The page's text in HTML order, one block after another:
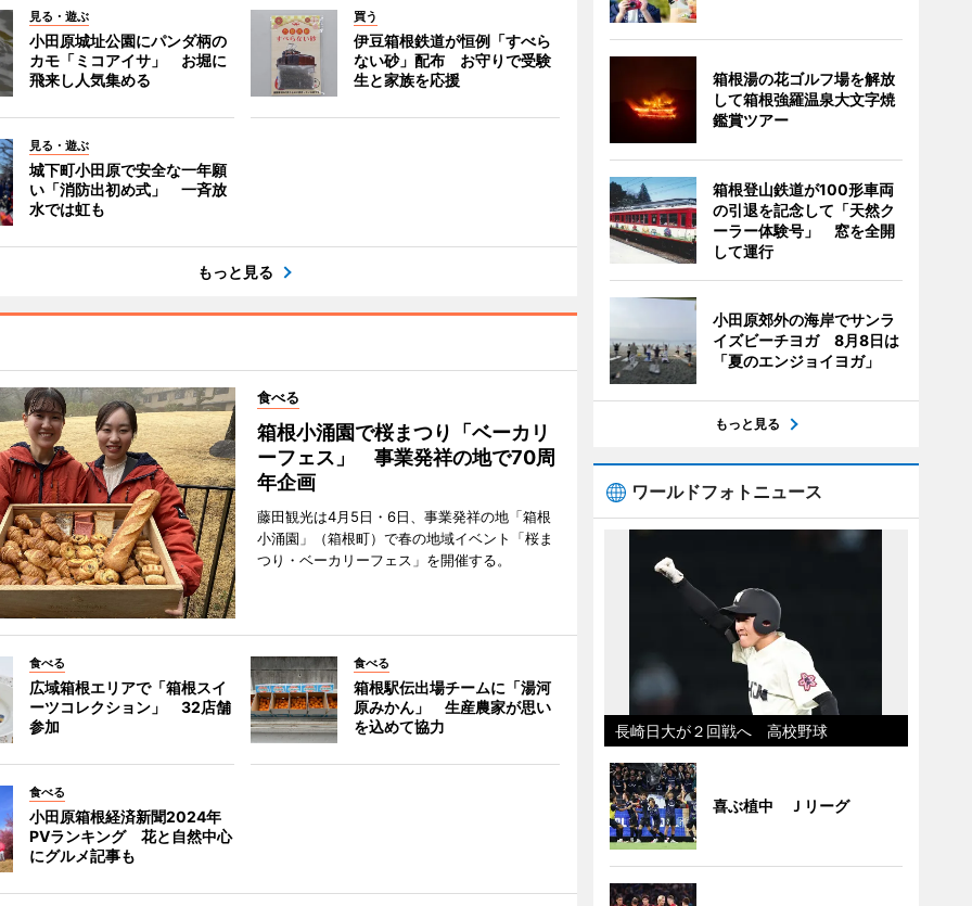
見る・遊ぶ
小田原城址公園にパンダ柄の
カモ「ミコアイサ」 お堀に
飛来し人気集める
買う
伊豆箱根鉄道が恒例「すべら
ない砂」配布 お守りで受験
生と家族を応援
見る・遊ぶ
城下町小田原で安全な一年願
い「消防出初め式」 一斉放
水では虹も
もっと見る
食べる
箱根小涌園で桜まつり「ベーカリ
ーフェス」 事業発祥の地で70周
年企画
藤田観光は4月5日・6日、事業発祥の地「箱根
小涌園」（箱根町）で春の地域イベント「桜ま
つり・ベーカリーフェス」を開催する。
食べる
広域箱根エリアで「箱根スイ
ーツコレクション」 32店舗
参加
食べる
箱根駅伝出場チームに「湯河
原みかん」 生産農家が思い
を込めて協力
食べる
小田原箱根経済新聞2024年
PVランキング 花と自然中心
にグルメ記事も
箱根湯の花ゴルフ場を解放
して箱根強羅温泉大文字焼
鑑賞ツアー
箱根登山鉄道が100形車両
の引退を記念して「天然ク
ーラー体験号」 窓を全開
して運行
小田原郊外の海岸でサンラ
イズビーチヨガ 8月8日は
「夏のエンジョイヨガ」
もっと見る
ワールドフォトニュース
長崎日大が２回戦へ 高校野球
喜ぶ植中 Ｊリーグ